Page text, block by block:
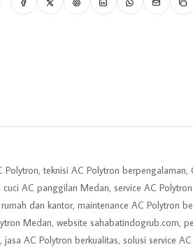
teknisi AC Polytron berpengalaman,
AC panggilan Medan, service AC
dan kantor, maintenance AC Polytron
Medan, website sahabatindogrub.com,
AC Polytron berkualitas, solusi service